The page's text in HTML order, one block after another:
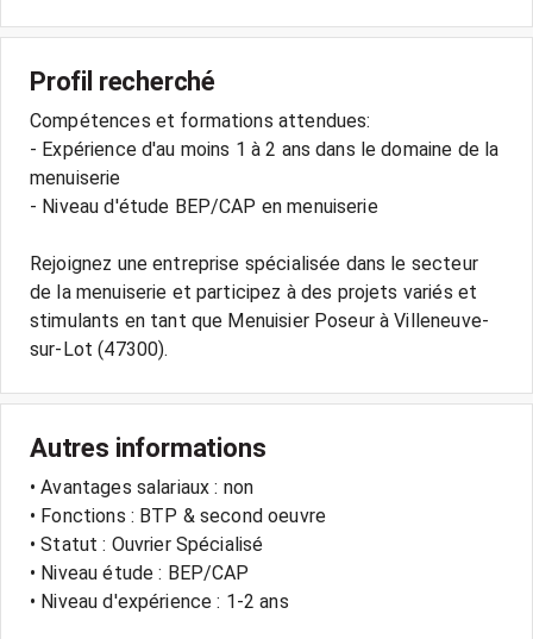
Profil recherché
Compétences et formations attendues:
- Expérience d'au moins 1 à 2 ans dans le domaine de la
menuiserie
- Niveau d'étude BEP/CAP en menuiserie
Rejoignez une entreprise spécialisée dans le secteur
de la menuiserie et participez à des projets variés et
stimulants en tant que Menuisier Poseur à Villeneuve-
Autres informations
• Avantages salariaux : non
• Fonctions : BTP & second oeuvre
• Statut : Ouvrier Spécialisé
• Niveau étude : BEP/CAP
• Niveau d'expérience : 1-2 ans